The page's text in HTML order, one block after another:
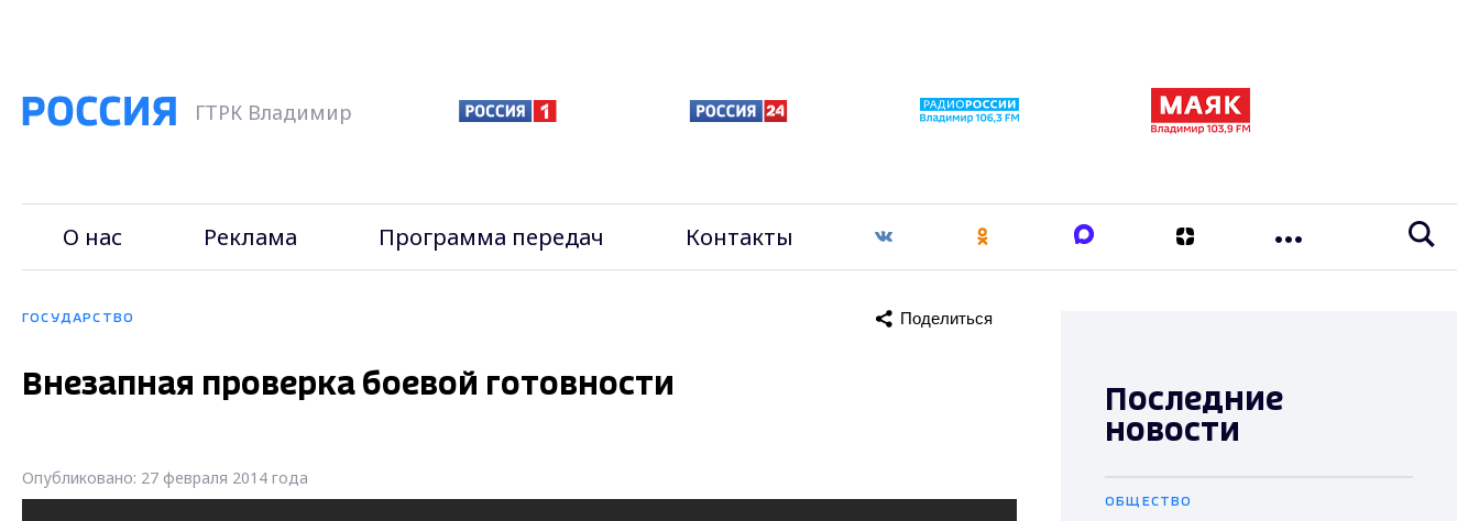
ГТРК Владимир
О нас Реклама Программа передач Контакты
ГОСУДАРСТВО Поделиться
Внезапная проверка боевой готовности
Опубликовано: 27 февраля 2014 года
Последние
новости
ОБЩЕСТВО